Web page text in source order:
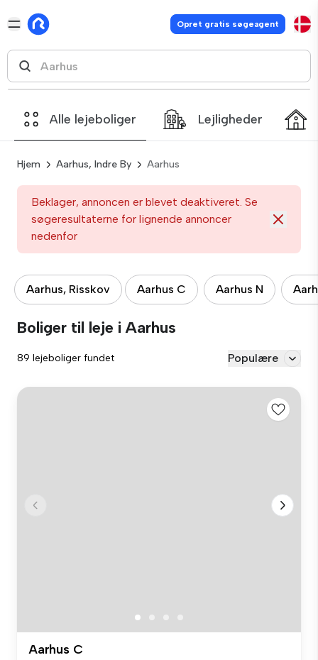
Opret gratis søgeagent
Alle lejeboliger Lejligheder
Hjem Aarhus, Indre By Aarhus
Beklager, annoncen er blevet deaktiveret. Se
søgeresultaterne for lignende annoncer
nedenfor
Aarhus, Risskov Aarhus C Aarhus N
Boliger til leje i Aarhus
89 lejeboliger fundet Populære
Aarhus C